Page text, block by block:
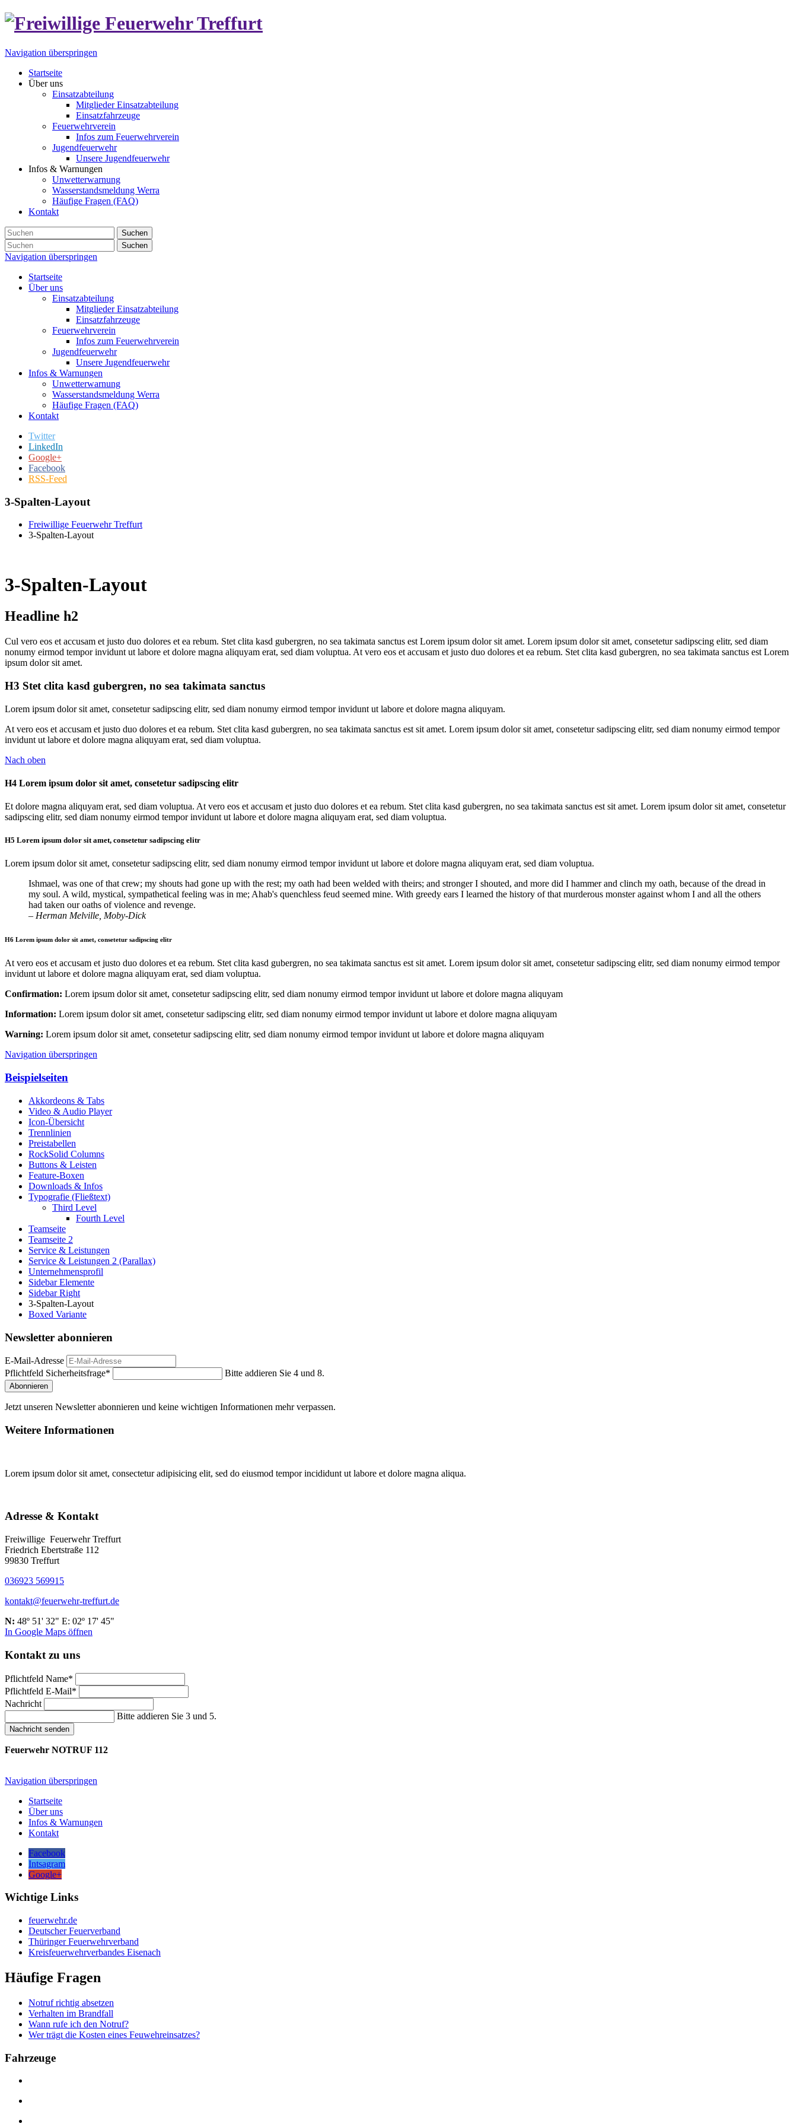
Navigation überspringen
Startseite
Über uns
Einsatzabteilung
Mitglieder Einsatzabteilung
Einsatzfahrzeuge
Feuerwehrverein
Infos zum Feuerwehrverein
Jugendfeuerwehr
Unsere Jugendfeuerwehr
Infos & Warnungen
Unwetterwarnung
Wasserstandsmeldung Werra
Häufige Fragen (FAQ)
Kontakt
Suchen
Suchen
Navigation überspringen
Startseite
Über uns
Einsatzabteilung
Mitglieder Einsatzabteilung
Einsatzfahrzeuge
Feuerwehrverein
Infos zum Feuerwehrverein
Jugendfeuerwehr
Unsere Jugendfeuerwehr
Infos & Warnungen
Unwetterwarnung
Wasserstandsmeldung Werra
Häufige Fragen (FAQ)
Kontakt
Twitter
LinkedIn
Google+
Facebook
RSS-Feed
3-Spalten-Layout
Freiwillige Feuerwehr Treffurt
3-Spalten-Layout
3-Spalten-Layout
Headline h2
Cul vero eos et accusam et justo duo dolores et ea rebum. Stet clita kasd gubergren, no sea takimata sanctus est Lorem ipsum dolor sit amet. Lorem ipsum dolor sit amet, consetetur sadipscing elitr, sed diam
nonumy eirmod tempor invidunt ut labore et dolore magna aliquyam erat, sed diam voluptua. At vero eos et accusam et justo duo dolores et ea rebum. Stet clita kasd gubergren, no sea takimata sanctus est Lorem
ipsum dolor sit amet.
H3 Stet clita kasd gubergren, no sea takimata sanctus
Lorem ipsum dolor sit amet, consetetur sadipscing elitr, sed diam nonumy eirmod tempor invidunt ut labore et dolore magna aliquyam.
At vero eos et accusam et justo duo dolores et ea rebum. Stet clita kasd gubergren, no sea takimata sanctus est sit amet. Lorem ipsum dolor sit amet, consetetur sadipscing elitr, sed diam nonumy eirmod tempor
invidunt ut labore et dolore magna aliquyam erat, sed diam voluptua.
Nach oben
H4 Lorem ipsum dolor sit amet, consetetur sadipscing elitr
Et dolore magna aliquyam erat, sed diam voluptua. At vero eos et accusam et justo duo dolores et ea rebum. Stet clita kasd gubergren, no sea takimata sanctus est sit amet. Lorem ipsum dolor sit amet, consetetur
sadipscing elitr, sed diam nonumy eirmod tempor invidunt ut labore et dolore magna aliquyam erat, sed diam voluptua.
H5 Lorem ipsum dolor sit amet, consetetur sadipscing elitr
Lorem ipsum dolor sit amet, consetetur sadipscing elitr, sed diam nonumy eirmod tempor invidunt ut labore et dolore magna aliquyam erat, sed diam voluptua.
Ishmael, was one of that crew; my shouts had gone up with the rest; my oath had been welded with theirs; and stronger I shouted, and more did I hammer and clinch my oath, because of the dread in
my soul. A wild, mystical, sympathetical feeling was in me; Ahab's quenchless feud seemed mine. With greedy ears I learned the history of that murderous monster against whom I and all the others
had taken our oaths of violence and revenge.
– Herman Melville, Moby-Dick
H6 Lorem ipsum dolor sit amet, consetetur sadipscing elitr
At vero eos et accusam et justo duo dolores et ea rebum. Stet clita kasd gubergren, no sea takimata sanctus est sit amet. Lorem ipsum dolor sit amet, consetetur sadipscing elitr, sed diam nonumy eirmod tempor
invidunt ut labore et dolore magna aliquyam erat, sed diam voluptua.
Confirmation: Lorem ipsum dolor sit amet, consetetur sadipscing elitr, sed diam nonumy eirmod tempor invidunt ut labore et dolore magna aliquyam
Information: Lorem ipsum dolor sit amet, consetetur sadipscing elitr, sed diam nonumy eirmod tempor invidunt ut labore et dolore magna aliquyam
Warning: Lorem ipsum dolor sit amet, consetetur sadipscing elitr, sed diam nonumy eirmod tempor invidunt ut labore et dolore magna aliquyam
Navigation überspringen
Beispielseiten
Akkordeons & Tabs
Video & Audio Player
Icon-Übersicht
Trennlinien
Preistabellen
RockSolid Columns
Buttons & Leisten
Feature-Boxen
Downloads & Infos
Typografie (Fließtext)
Third Level
Fourth Level
Teamseite
Teamseite 2
Service & Leistungen
Service & Leistungen 2 (Parallax)
Unternehmensprofil
Sidebar Elemente
Sidebar Right
3-Spalten-Layout
Boxed Variante
Newsletter abonnieren
E-Mail-Adresse
Pflichtfeld Sicherheitsfrage* Bitte addieren Sie 4 und 8.
Abonnieren
Jetzt unseren Newsletter abonnieren und keine wichtigen Informationen mehr verpassen.
Weitere Informationen
Lorem ipsum dolor sit amet, consectetur adipisicing elit, sed do eiusmod tempor incididunt ut labore et dolore magna aliqua.
Adresse & Kontakt
Freiwillige Feuerwehr Treffurt
Friedrich Ebertstraße 112
99830 Treffurt
036923 569915
kontakt@feuerwehr-treffurt.de
N: 48º 51' 32" E: 02º 17' 45"
In Google Maps öffnen
Kontakt zu uns
Pflichtfeld Name*
Pflichtfeld E-Mail*
Nachricht
Bitte addieren Sie 3 und 5.
Nachricht senden
Feuerwehr NOTRUF 112
Navigation überspringen
Startseite
Über uns
Infos & Warnungen
Kontakt
Facebook
Intsagram
Google+
Wichtige Links
feuerwehr.de
Deutscher Feuerverband
Thüringer Feuerwehrverband
Kreisfeuerwehrverbandes Eisenach
Häufige Fragen
Notruf richtig absetzen
Verhalten im Brandfall
Wann rufe ich den Notruf?
Wer trägt die Kosten eines Feuwehreinsatzes?
Fahrzeuge